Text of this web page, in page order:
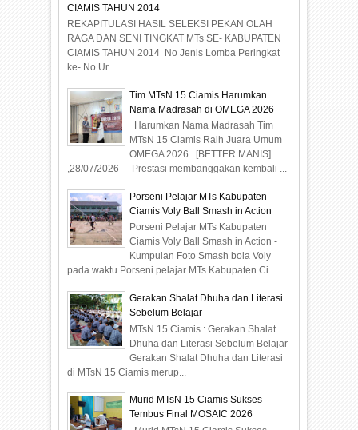
CIAMIS TAHUN 2014
REKAPITULASI HASIL SELEKSI PEKAN OLAH
RAGA DAN SENI TINGKAT MTs SE- KABUPATEN
CIAMIS TAHUN 2014 No Jenis Lomba Peringkat
ke- No Ur...
Tim MTsN 15 Ciamis Harumkan
Nama Madrasah di OMEGA 2026
Harumkan Nama Madrasah Tim
MTsN 15 Ciamis Raih Juara Umum
OMEGA 2026 [BETTER MANIS]
,28/07/2026 - Prestasi membanggakan kembali ...
Porseni Pelajar MTs Kabupaten
Ciamis Voly Ball Smash in Action
Porseni Pelajar MTs Kabupaten
Ciamis Voly Ball Smash in Action -
Kumpulan Foto Smash bola Voly
pada waktu Porseni pelajar MTs Kabupaten Ci...
Gerakan Shalat Dhuha dan Literasi
Sebelum Belajar
MTsN 15 Ciamis : Gerakan Shalat
Dhuha dan Literasi Sebelum Belajar
Gerakan Shalat Dhuha dan Literasi
di MTsN 15 Ciamis merup...
Murid MTsN 15 Ciamis Sukses
Tembus Final MOSAIC 2026